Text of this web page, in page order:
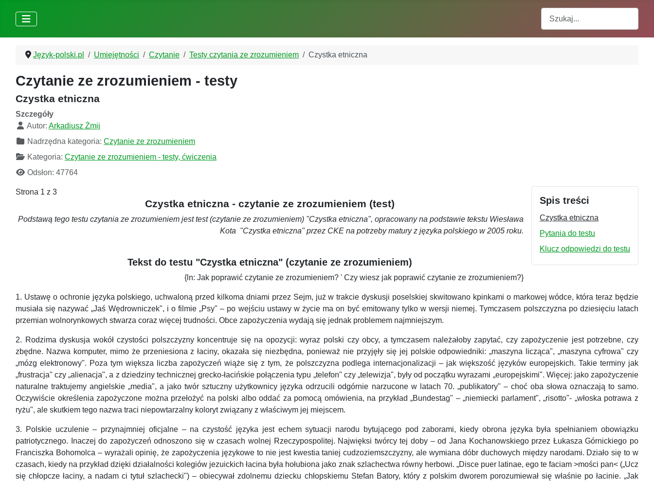
Język-polski.pl Umiejętności Czytanie Testy czytania ze zrozumieniem Czystka etniczna
Czytanie ze zrozumieniem - testy
Czystka etniczna
Szczegóły
Autor: Arkadiusz Żmij
Nadrzędna kategoria: Czytanie ze zrozumieniem
Kategoria: Czytanie ze zrozumieniem - testy, ćwiczenia
Odsłon: 47764
Spis treści
Czystka etniczna
Pytania do testu
Klucz odpowiedzi do testu
Strona 1 z 3
Czystka etniczna - czytanie ze zrozumieniem (test)
Podstawą tego testu czytania ze zrozumieniem jest test (czytanie ze zrozumieniem) "Czystka etniczna", opracowany na podstawie tekstu Wiesława
Kota "Czystka etniczna" przez CKE na potrzeby matury z języka polskiego w 2005 roku.
Tekst do testu "Czystka etniczna" (czytanie ze zrozumieniem)
{ln: Jak poprawić czytanie ze zrozumieniem? ' Czy wiesz jak poprawić czytanie ze zrozumieniem?}
1. Ustawę o ochronie języka polskiego, uchwaloną przed kilkoma dniami przez Sejm, już w trakcie dyskusji poselskiej skwitowano kpinkami o markowej wódce, która teraz będzie
musiała się nazywać „Jaś Wędrowniczek", i o filmie „Psy" – po wejściu ustawy w życie ma on być emitowany tylko w wersji niemej. Tymczasem polszczyzna po dziesięciu latach
przemian wolnorynkowych stwarza coraz więcej trudności. Obce zapożyczenia wydają się jednak problemem najmniejszym.
2. Rodzima dyskusja wokół czystości polszczyzny koncentruje się na opozycji: wyraz polski czy obcy, a tymczasem należałoby zapytać, czy zapożyczenie jest potrzebne, czy
zbędne. Nazwa komputer, mimo że przeniesiona z łaciny, okazała się niezbędna, ponieważ nie przyjęły się jej polskie odpowiedniki: „maszyna licząca", „maszyna cyfrowa" czy
„mózg elektronowy". Poza tym większa liczba zapożyczeń wiąże się z tym, że polszczyzna podlega internacjonalizacji – jak większość języków europejskich. Takie terminy jak
„frustracja" czy „alienacja", a z dziedziny technicznej grecko-łacińskie połączenia typu „telefon" czy „telewizja", były od początku wyrazami „europejskimi". Więcej: jako zapożyczenie
naturalne traktujemy angielskie „media", a jako twór sztuczny użytkownicy języka odrzucili odgórnie narzucone w latach 70. „publikatory" – choć oba słowa oznaczają to samo.
Oczywiście określenia zapożyczone można przełożyć na polski albo oddać za pomocą omówienia, na przykład „Bundestag" – „niemiecki parlament", „risotto"- „włoska potrawa z
ryżu", ale skutkiem tego nazwa traci niepowtarzalny koloryt związany z właściwym jej miejscem.
3. Polskie uczulenie – przynajmniej oficjalne – na czystość języka jest echem sytuacji narodu bytującego pod zaborami, kiedy obrona języka była spełnianiem obowiązku
patriotycznego. Inaczej do zapożyczeń odnoszono się w czasach wolnej Rzeczypospolitej. Najwięksi twórcy tej doby – od Jana Kochanowskiego przez Łukasza Górnickiego po
Franciszka Bohomolca – wyrażali opinię, że zapożyczenia językowe to nie jest kwestia taniej cudzoziemszczyzny, ale wymiana dóbr duchowych między narodami. Działo się to w
czasach, kiedy na przykład dzięki działalności kolegiów jezuickich łacina była hołubiona jako znak szlachectwa równy herbowi. „Disce puer latinae, ego te faciam >mości pan< („Ucz
się chłopcze łaciny, a nadam ci tytuł szlachecki") – obiecywał zdolnemu dziecku chłopskiemu Stefan Batory, który z polskim dworem porozumiewał się właśnie po łacinie. „Jak